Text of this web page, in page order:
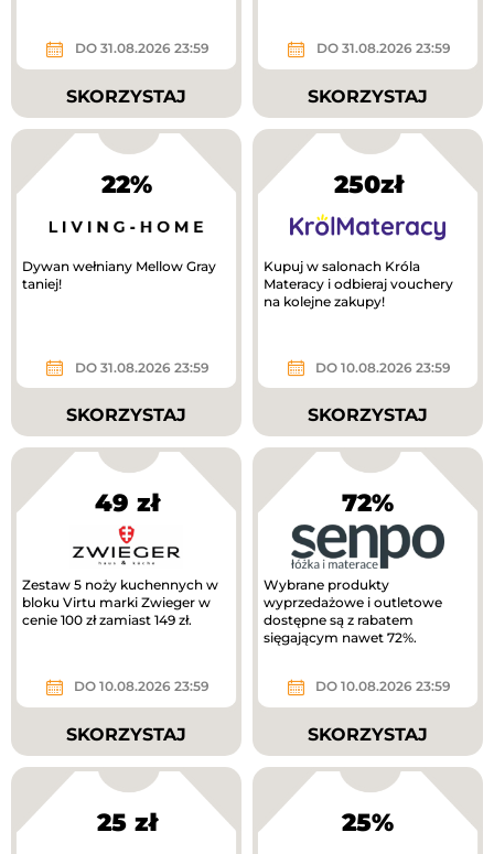
DO 31.08.2026 23:59
SKORZYSTAJ
DO 31.08.2026 23:59
SKORZYSTAJ
22%
Dywan wełniany Mellow Gray
taniej!
DO 31.08.2026 23:59
SKORZYSTAJ
250zł
Kupuj w salonach Króla
Materacy i odbieraj vouchery
na kolejne zakupy!
DO 10.08.2026 23:59
SKORZYSTAJ
49 zł
Zestaw 5 noży kuchennych w
bloku Virtu marki Zwieger w
cenie 100 zł zamiast 149 zł.
DO 10.08.2026 23:59
SKORZYSTAJ
72%
Wybrane produkty
wyprzedażowe i outletowe
dostępne są z rabatem
sięgającym nawet 72%.
DO 10.08.2026 23:59
SKORZYSTAJ
25 zł 25%